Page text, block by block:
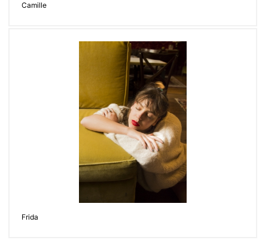
Camille
Frida